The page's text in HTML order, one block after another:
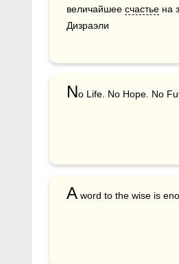
величайшее счастье на
Дизраэли
No Life. No Hope. No
A word to the wise is